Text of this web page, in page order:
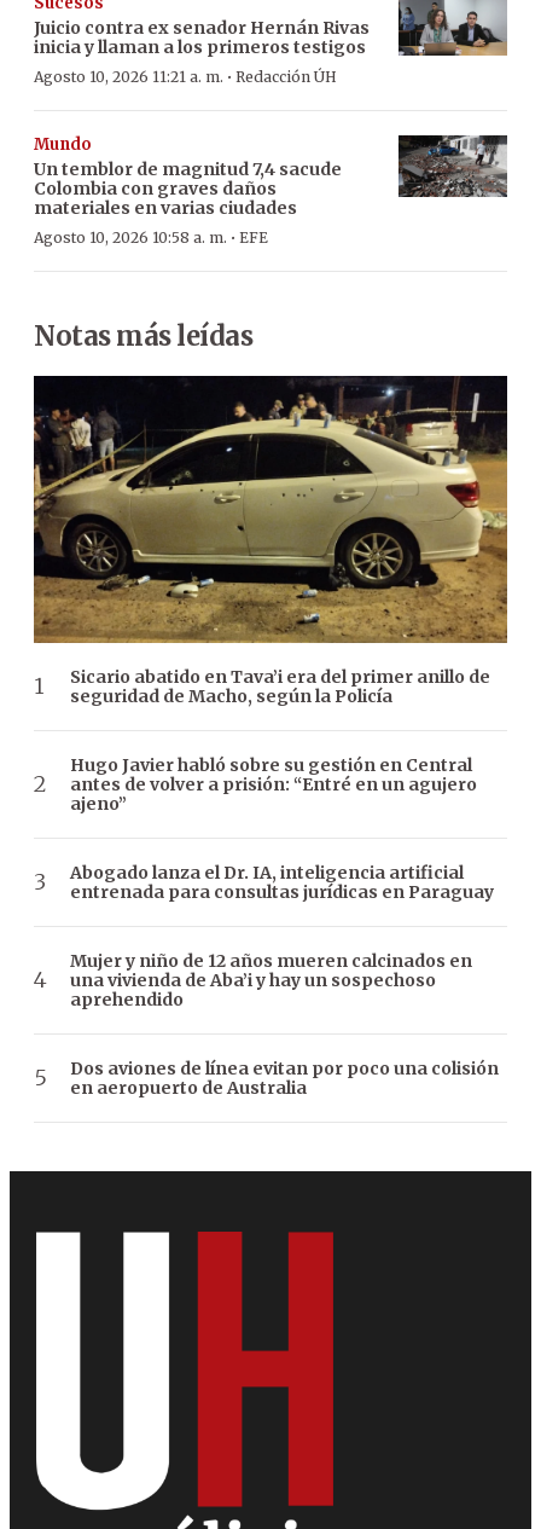
Juicio contra ex senador Hernán Rivas
inicia y llaman a los primeros testigos
Agosto 10, 2026 11:21 a. m. · Redacción ÚH
Mundo
Un temblor de magnitud 7,4 sacude
Colombia con graves daños
materiales en varias ciudades
Agosto 10, 2026 10:58 a. m. · EFE
Notas más leídas
Sicario abatido en Tava’i era del primer anillo de
seguridad de Macho, según la Policía
Hugo Javier habló sobre su gestión en Central
antes de volver a prisión: “Entré en un agujero
ajeno”
Abogado lanza el Dr. IA, inteligencia artificial
entrenada para consultas jurídicas en Paraguay
Mujer y niño de 12 años mueren calcinados en
una vivienda de Aba’i y hay un sospechoso
aprehendido
Dos aviones de línea evitan por poco una colisión
en aeropuerto de Australia